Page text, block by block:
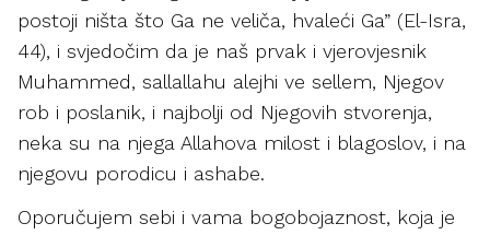
postoji ništa što Ga ne veliča, hvaleći Ga” (El-Isra,
44), i svjedočim da je naš prvak i vjerovjesnik
Muhammed, sallallahu alejhi ve sellem, Njegov
rob i poslanik, i najbolji od Njegovih stvorenja,
neka su na njega Allahova milost i blagoslov, i na
njegovu porodicu i ashabe.
Oporučujem sebi i vama bogobojaznost, koja je